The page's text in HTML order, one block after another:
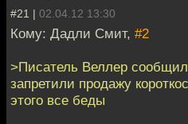
#21 | 02.04.12 13:30
Кому: Дадли Смит, #2
>Писатель Веллер
запретили продажу
этого все беды